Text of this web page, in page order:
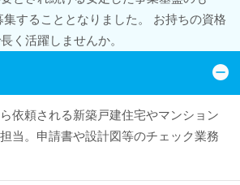
集することとなりました。 お持ちの資格
く活躍しませんか。
依頼される新築戸建住宅やマンション
当。申請書や設計図等のチェック業務